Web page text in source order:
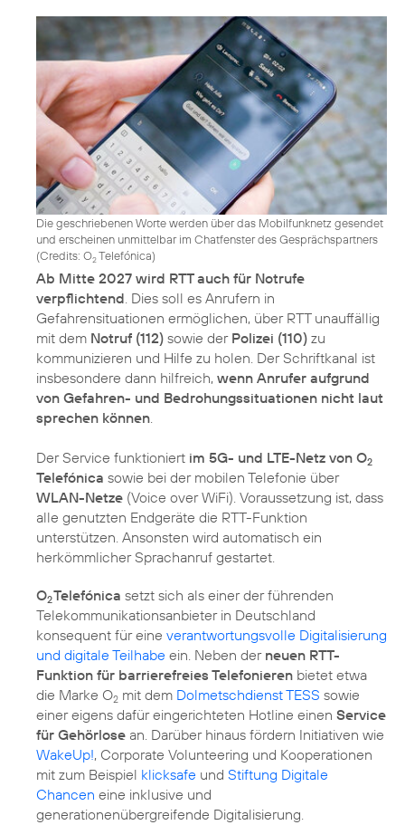
Die geschriebenen Worte werden über das Mobilfunknetz gesendet
und erscheinen unmittelbar im Chatfenster des Gesprächspartners
(Credits: O2Telefónica)
Ab Mitte 2027 wird RTT auch für Notrufe
verpflichtend. Dies soll es Anrufern in
Gefahrensituationen ermöglichen, über RTT unauffällig
mit dem Notruf (112) sowie der Polizei (110) zu
kommunizieren und Hilfe zu holen. Der Schriftkanal ist
insbesondere dann hilfreich, wenn Anrufer aufgrund
von Gefahren- und Bedrohungssituationen nicht laut
sprechen können.
Der Service funktioniert im 5G- und LTE-Netz von O2
Telefónica sowie bei der mobilen Telefonie über
WLAN-Netze (Voice over WiFi). Voraussetzung ist, dass
alle genutzten Endgeräte die RTT-Funktion
unterstützen. Ansonsten wird automatisch ein
herkömmlicher Sprachanruf gestartet.
O2Telefónica setzt sich als einer der führenden
Telekommunikationsanbieter in Deutschland
konsequent für eine verantwortungsvolle Digitalisierung
und digitale Teilhabe ein. Neben der neuen RTT-
Funktion für barrierefreies Telefonieren bietet etwa
die Marke O2 mit dem Dolmetschdienst TESS sowie
einer eigens dafür eingerichteten Hotline einen Service
für Gehörlose an. Darüber hinaus fördern Initiativen wie
WakeUp!, Corporate Volunteering und Kooperationen
mit zum Beispiel klicksafe und Stiftung Digitale
Chancen eine inklusive und
generationenübergreifende Digitalisierung.